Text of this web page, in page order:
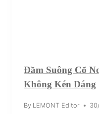
Đầm Suông Cổ
Không Kén Dáng
By LEMONT Editor